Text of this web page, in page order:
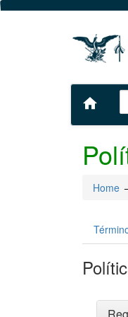
home
Home